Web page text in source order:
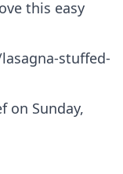
this easy
stuffed-
on Sunday,